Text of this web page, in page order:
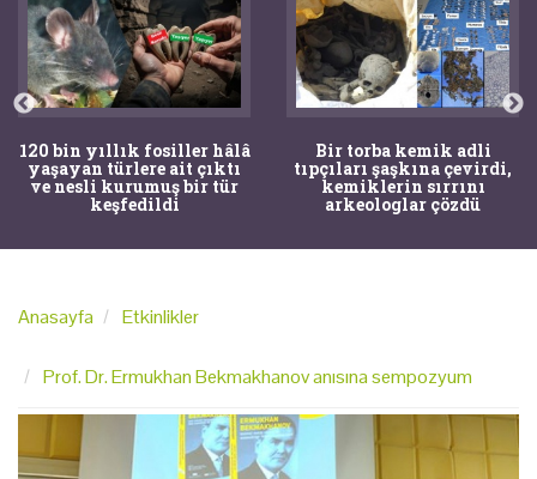
120 bin yıllık fosiller hâlâ
yaşayan türlere ait çıktı
ve nesli kurumuş bir tür
keşfedildi
Bir torba kemik adli
tıpçıları şaşkına çevirdi,
kemiklerin sırrını
arkeologlar çözdü
Anasayfa Etkinlikler
Prof. Dr. Ermukhan Bekmakhanov anısına sempozyum